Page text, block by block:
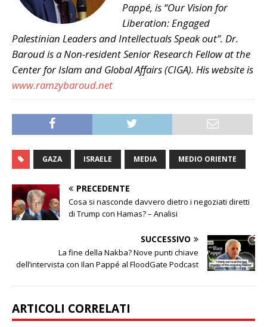
Pappé, is “Our Vision for
Liberation: Engaged
Palestinian Leaders and Intellectuals Speak out”. Dr.
Baroud is a Non-resident Senior Research Fellow at the
Center for Islam and Global Affairs (CIGA). His website is
www.ramzybaroud.net
GAZA ISRAELE MEDIA MEDIO ORIENTE
PRECEDENTE
Cosa si nasconde davvero dietro i negoziati diretti
di Trump con Hamas? – Analisi
SUCCESSIVO
La fine della Nakba? Nove punti chiave
dell’intervista con Ilan Pappé al FloodGate Podcast
ARTICOLI CORRELATI